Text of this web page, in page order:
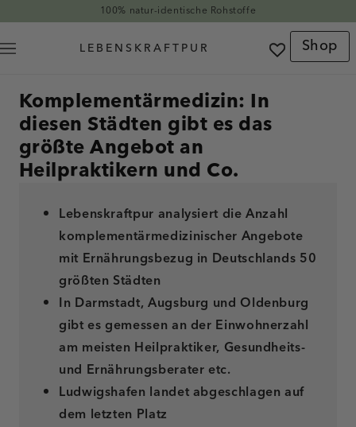
100% natur-identische Rohstoffe
Shop
Komplementärmedizin: In
diesen Städten gibt es das
größte Angebot an
Heilpraktikern und Co.
Lebenskraftpur analysiert die Anzahl
komplementärmedizinischer Angebote
mit Ernährungsbezug in Deutschlands 50
größten Städten
In Darmstadt, Augsburg und Oldenburg
gibt es gemessen an der Einwohnerzahl
am meisten Heilpraktiker, Gesundheits-
und Ernährungsberater etc.
Ludwigshafen landet abgeschlagen auf
dem letzten Platz